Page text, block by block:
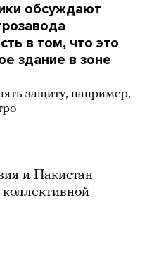
обсуждают
в том, что это
здание в зоне
защиту, например,
и Пакистан